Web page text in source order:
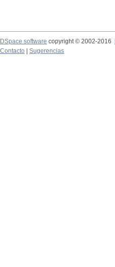
DSpace software copyright © 2002-2016
Contacto
Sugerencias